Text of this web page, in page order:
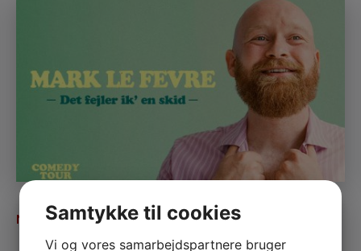
NOV MARK LE FÊVRE
Ledige billetter
Samtykke til cookies
Vi og vores samarbejdspartnere bruger